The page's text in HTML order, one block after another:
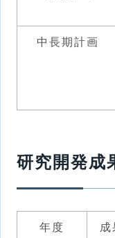
中長期計画
研究開発成
年度
成